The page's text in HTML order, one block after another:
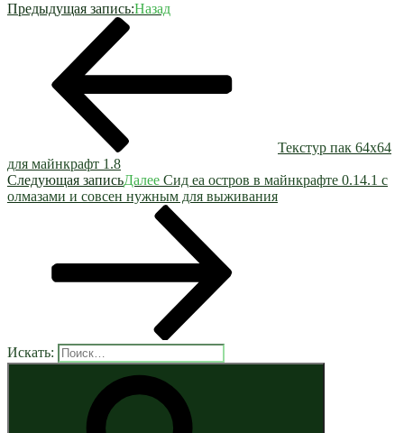
Предыдущая запись:Назад
Текстур пак 64х64
для майнкрафт 1.8
Следующая записьДалее Сид еа остров в майнкрафте 0.14.1 с
олмазами и совсен нужным для выживания
Искать: